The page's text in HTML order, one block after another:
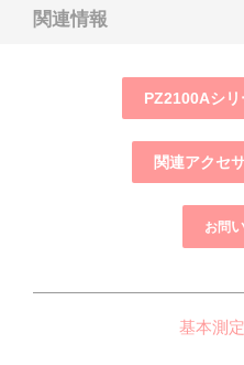
関連情報
PZ2100Aシリ
関連アクセ
お問
基本測